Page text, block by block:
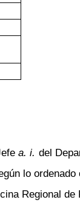
a. i. del
lo
Regional de